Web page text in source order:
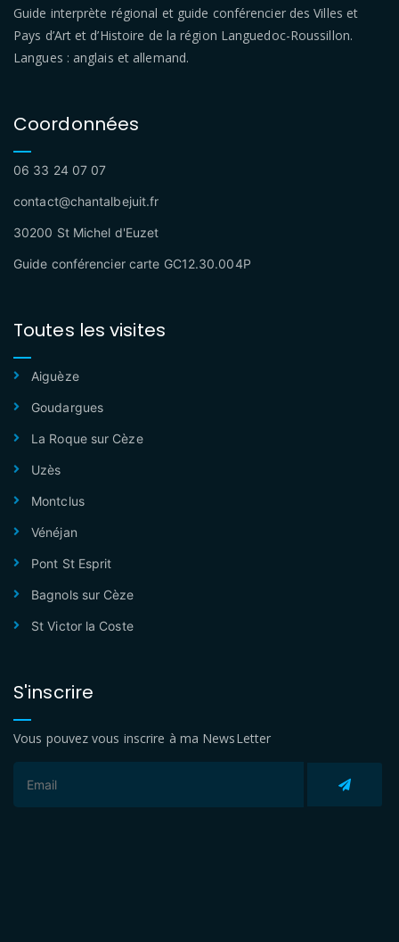
Guide interprète régional et guide conférencier des Villes et
Pays d’Art et d’Histoire de la région Languedoc-Roussillon.
Langues : anglais et allemand.
Coordonnées
06 33 24 07 07
contact@chantalbejuit.fr
30200 St Michel d'Euzet
Guide conférencier carte GC12.30.004P
Toutes les visites
Aiguèze
Goudargues
La Roque sur Cèze
Uzès
Montclus
Vénéjan
Pont St Esprit
Bagnols sur Cèze
St Victor la Coste
S'inscrire
Vous pouvez vous inscrire à ma NewsLetter